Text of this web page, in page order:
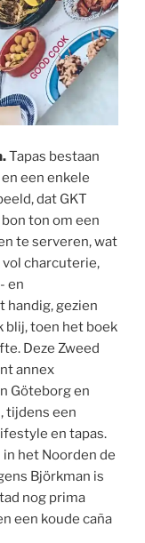
Tapas bestaan
een enkele
dat GKT
ton om een
te serveren, wat
charcuterie,
en
handig, gezien
blij, toen het boek
Deze Zweed
annex
Göteborg en
tijdens een
en tapas.
het Noorden de
Björkman is
nog prima
een koude caña